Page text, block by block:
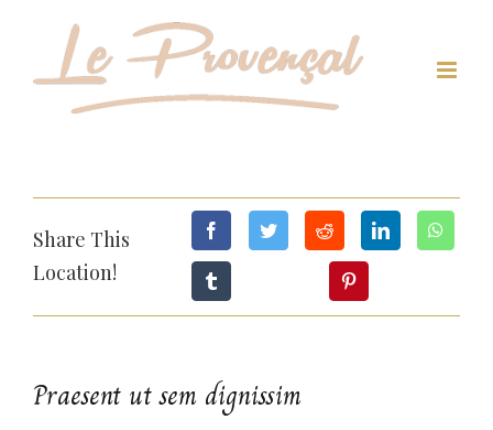
contenu
Share This
Location!
Praesent ut sem dignissim